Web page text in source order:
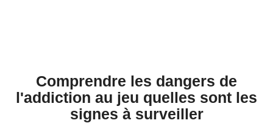
Comprendre les dangers de
l'addiction au jeu quelles sont les
signes à surveiller